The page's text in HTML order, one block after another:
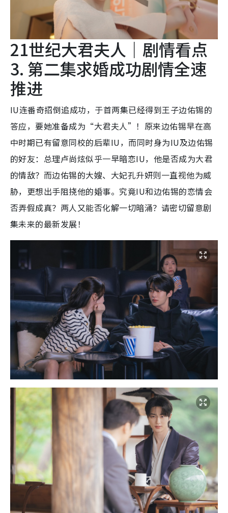
21世纪大君夫人｜剧情看点
3. 第二集求婚成功剧情全速
推进
IU连番奇招倒追成功，于首两集已经得到王子边佑锡的
答应，要她准备成为“大君夫人”！原来边佑锡早在高
中时期已有留意同校的后辈IU，而同时身为IU及边佑锡
的好友：总理卢尚炫似乎一早暗恋IU，他是否成为大君
的情敌？而边佑锡的大嫂、大妃孔升妍则一直视他为威
胁，更想出手阻挠他的婚事。究竟IU和边佑锡的恋情会
否弄假成真？两人又能否化解一切暗涌？请密切留意剧
集未来的最新发展！